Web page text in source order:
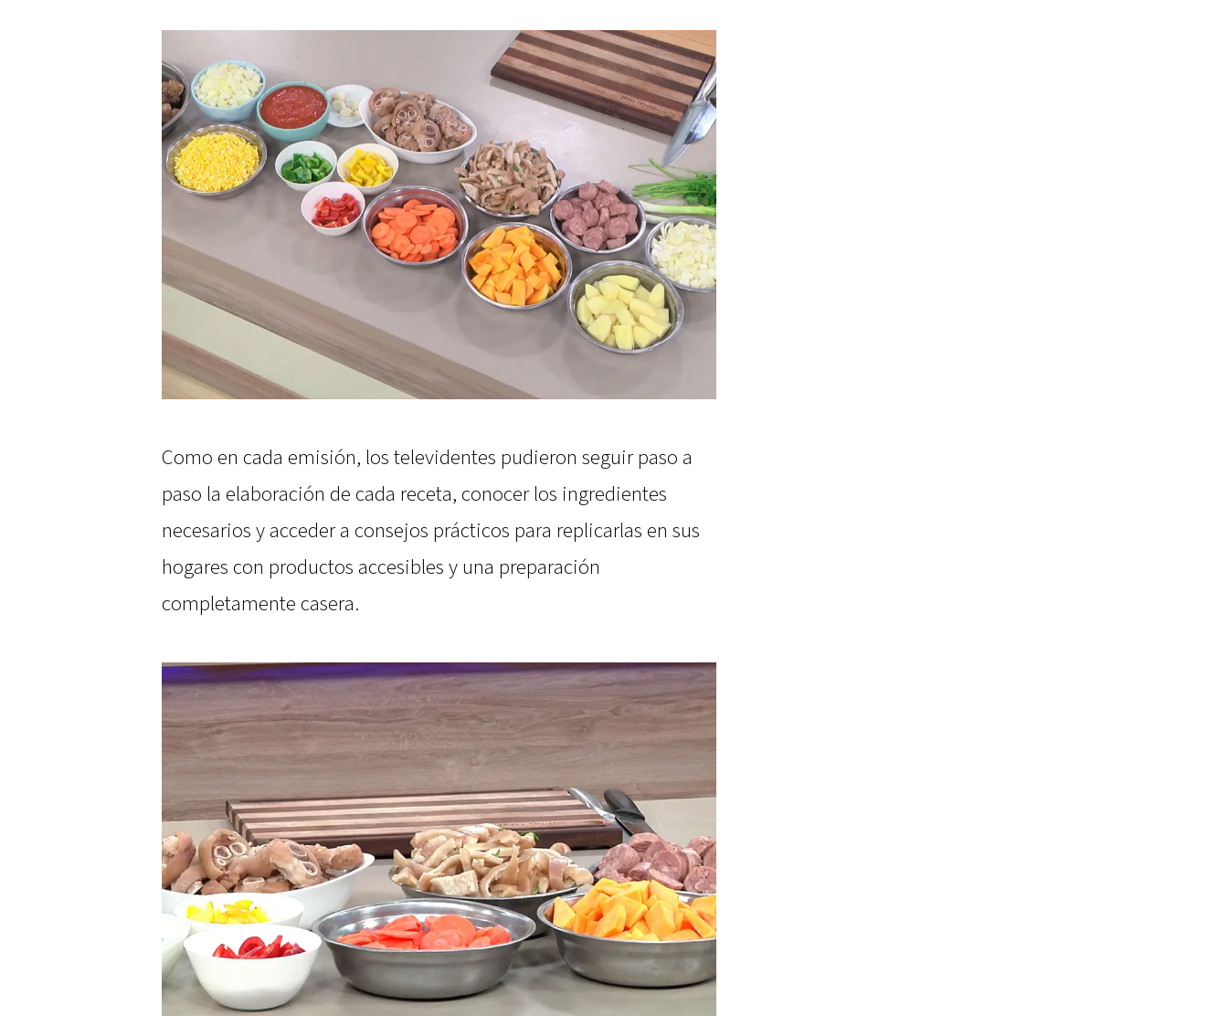
Como en cada emisión, los televidentes pudieron seguir paso a
paso la elaboración de cada receta, conocer los ingredientes
necesarios y acceder a consejos prácticos para replicarlas en sus
hogares con productos accesibles y una preparación
completamente casera.